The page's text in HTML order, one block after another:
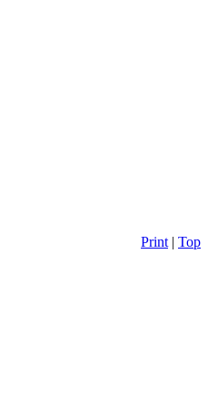
Print| Top